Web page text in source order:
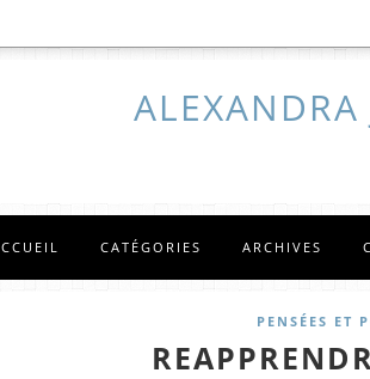
CATÉGORIES ARCHIVES
PENSÉES ET